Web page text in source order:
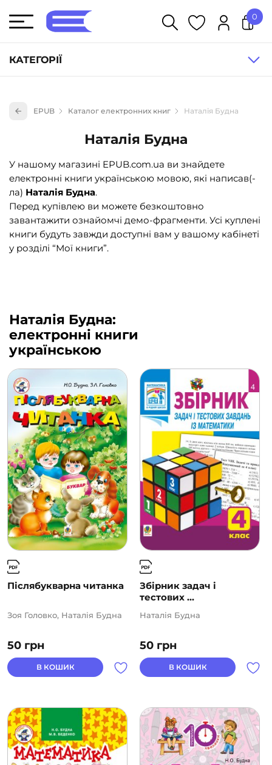
КАТЕГОРІЇ
Книги для дітей (833)
Книги для підлітків (240)
Науково-популярна література (1015)
Навчальна література та посібники (527)
Енциклопедії, довідники, словники (55)
Подарункові сертифікати (1)
0
EPUB Каталог електронних книг Наталія Будна
Наталія Будна
У нашому магазині EPUB.com.ua ви знайдете
електронні книги українською мовою, які написав(-
ла) Наталія Будна.
Перед купівлею ви можете безкоштовно
завантажити ознайомчі демо-фрагменти. Усі куплені
книги будуть завжди доступні вам у вашому кабінеті
у розділі “Мої книги”.
Наталія Будна:
електронні книги
українською
Післябукварна читанка
50 грн
Зоя Головко, Наталія Будна
В КОШИК
Збірник задач і
тестових ...
50 грн
Наталія Будна
В КОШИК